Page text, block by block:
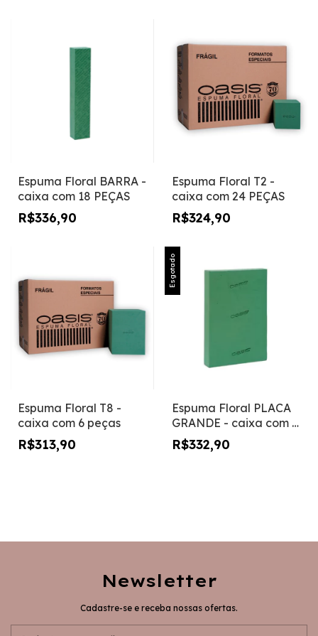
Espuma Floral BARRA -
caixa com 18 PEÇAS
R$336,90
Espuma Floral T2 -
caixa com 24 PEÇAS
R$324,90
Espuma Floral T8 -
caixa com 6 peças
R$313,90
Esgotado
Espuma Floral PLACA
GRANDE - caixa com 4
PEÇAS
R$332,90
Newsletter
Cadastre-se e receba nossas ofertas.